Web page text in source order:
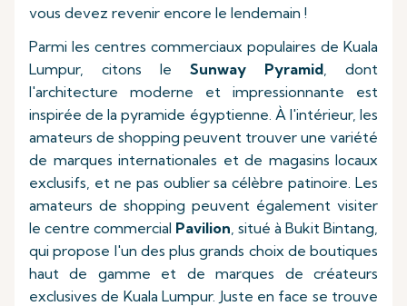
vous devez revenir encore le lendemain !
Parmi les centres commerciaux populaires de Kuala
Lumpur, citons le Sunway Pyramid, dont
l'architecture moderne et impressionnante est
inspirée de la pyramide égyptienne. À l'intérieur, les
amateurs de shopping peuvent trouver une variété
de marques internationales et de magasins locaux
exclusifs, et ne pas oublier sa célèbre patinoire. Les
amateurs de shopping peuvent également visiter
le centre commercial Pavilion, situé à Bukit Bintang,
qui propose l'un des plus grands choix de boutiques
haut de gamme et de marques de créateurs
exclusives de Kuala Lumpur. Juste en face se trouve